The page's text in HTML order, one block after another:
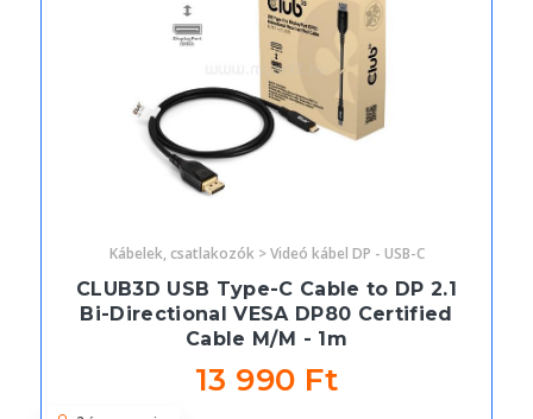
Kábelek, csatlakozók > Videó kábel DP - USB-C
CLUB3D USB Type-C Cable to DP 2.1
Bi-Directional VESA DP80 Certified
Cable M/M - 1m
13 990 Ft